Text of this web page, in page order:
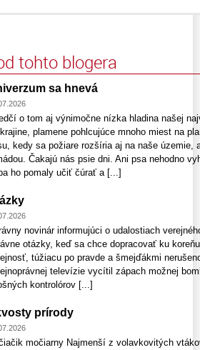
tohto blogera
sa hnevá
o tom aj výnimočne nízka hladina našej
plamene pohlcujúce mnoho miest na
kedy sa požiare rozšíria aj na naše územie,
Čakajú nás psie dni. Ani psa nehodno
ho pomaly učiť čúrať a [...]
novinár informujúci o udalostiach
otázky, keď sa chce dopracovať ku
túžiacu po pravde a šmejďákmi
televízie vycítil zápach možnej
kontrolórov [...]
prírody
močiarny Najmenší z volavkovitých